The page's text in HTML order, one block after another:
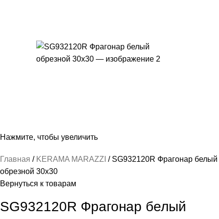
Нажмите, чтобы увеличить
Главная KERAMA MARAZZI
SG932120R Фрагонар белый
обрезной 30х30
Вернуться к товарам
SG932120R Фрагонар белый